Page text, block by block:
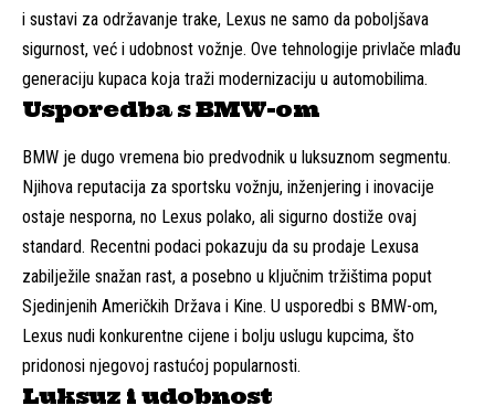
i sustavi za održavanje trake, Lexus ne samo da poboljšava
sigurnost, već i udobnost vožnje. Ove tehnologije privlače mlađu
generaciju kupaca koja traži modernizaciju u automobilima.
Usporedba s BMW-om
BMW je dugo vremena bio predvodnik u luksuznom segmentu.
Njihova reputacija za sportsku vožnju, inženjering i inovacije
ostaje nesporna, no Lexus polako, ali sigurno dostiže ovaj
standard. Recentni podaci pokazuju da su prodaje Lexusa
zabilježile snažan rast, a posebno u ključnim tržištima poput
Sjedinjenih Američkih Država i Kine. U usporedbi s BMW-om,
Lexus nudi konkurentne cijene i bolju uslugu kupcima, što
pridonosi njegovoj rastućoj popularnosti.
Luksuz i udobnost